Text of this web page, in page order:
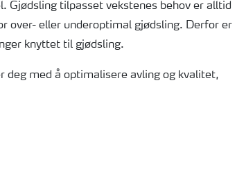
Gjødsling tilpasset vekstenes behov er alltid
over- eller underoptimal gjødsling. Derfor er
knyttet til gjødsling.
deg med å optimalisere avling og kvalitet,